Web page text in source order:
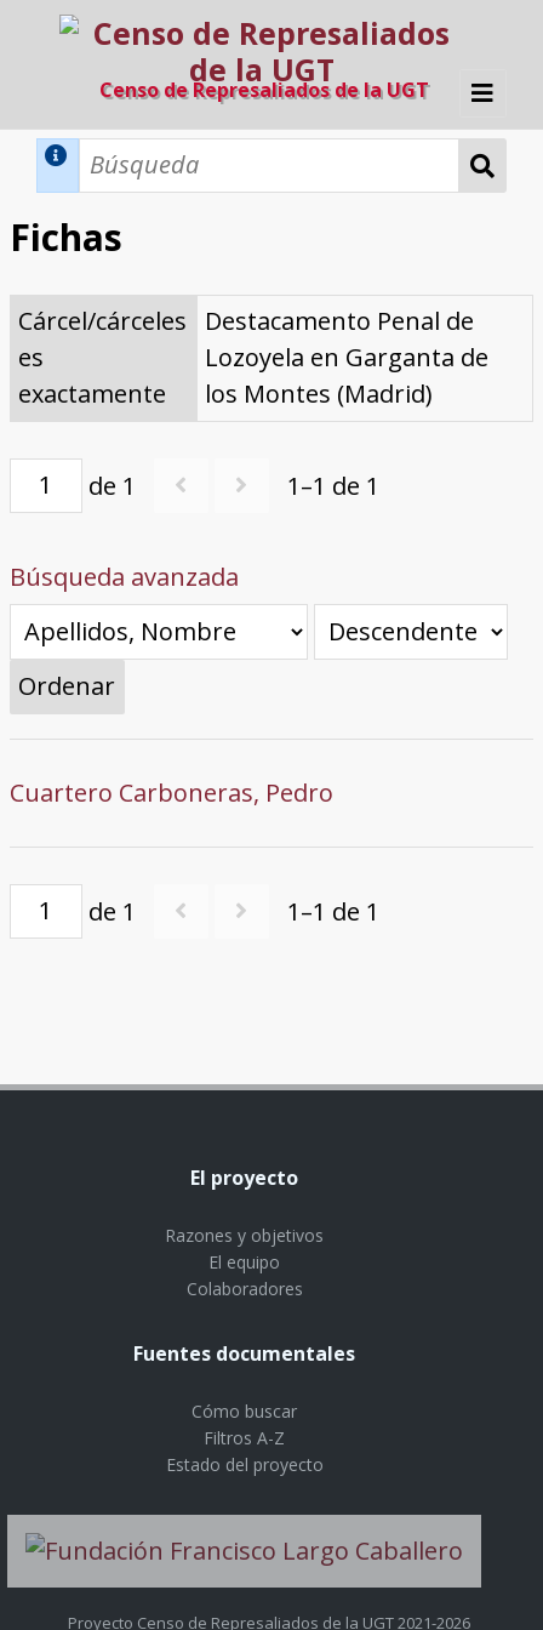
Censo de Represaliados de la UGT
Inicio
Directorio A-Z
Provincias de nacimiento
Profesión
Cárceles
Condenados a muerte
Condenados a muerte (con busca
Ejecutados
El proyecto
Razones y objetivos
El equipo
Colaboradores
Fuentes documentales
Fichas
Cárcel/cárceles
es
exactamente
Destacamento Penal de
Lozoyela en Garganta de
los Montes (Madrid)
de 1 1–1 de 1
Búsqueda avanzada
Ordenar
Cuartero Carboneras, Pedro
de 1 1–1 de 1
El proyecto
Razones y objetivos
El equipo
Colaboradores
Fuentes documentales
Cómo buscar
Filtros A-Z
Estado del proyecto
Proyecto Censo de Represaliados de la UGT 2021-2026